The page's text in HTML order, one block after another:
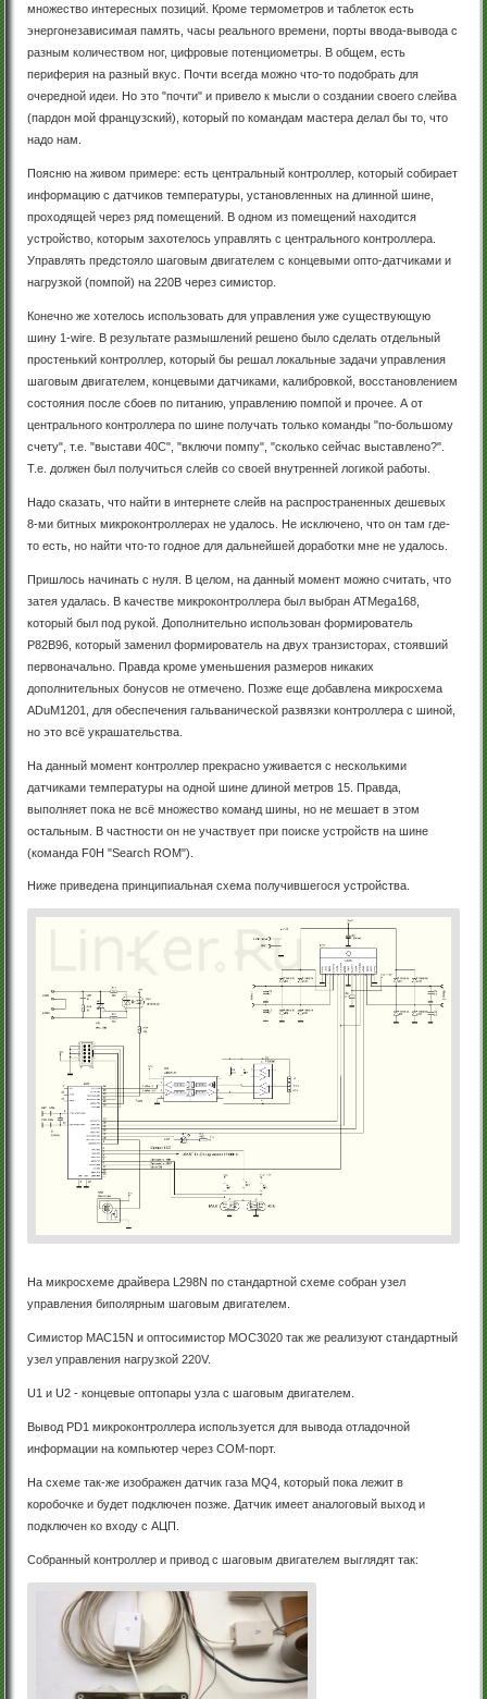
множество интересных позиций. Кроме термометров и таблеток есть
энергонезависимая память, часы реального времени, порты ввода-вывода с
разным количеством ног, цифровые потенциометры. В общем, есть
периферия на разный вкус. Почти всегда можно что-то подобрать для
очередной идеи. Но это "почти" и привело к мысли о создании своего слейва
(пардон мой французский), который по командам мастера делал бы то, что
надо нам.
Поясню на живом примере: есть центральный контроллер, который собирает
информацию с датчиков температуры, установленных на длинной шине,
проходящей через ряд помещений. В одном из помещений находится
устройство, которым захотелось управлять с центрального контроллера.
Управлять предстояло шаговым двигателем с концевыми опто-датчиками и
нагрузкой (помпой) на 220В через симистор.
Конечно же хотелось использовать для управления уже существующую
шину 1-wire. В результате размышлений решено было сделать отдельный
простенький контроллер, который бы решал локальные задачи управления
шаговым двигателем, концевыми датчиками, калибровкой, восстановлением
состояния после сбоев по питанию, управлению помпой и прочее. А от
центрального контроллера по шине получать только команды "по-большому
счету", т.е. "выстави 40С", "включи помпу", "сколько сейчас выставлено?".
Т.е. должен был получиться слейв со своей внутренней логикой работы.
Надо сказать, что найти в интернете слейв на распространенных дешевых
8-ми битных микроконтроллерах не удалось. Не исключено, что он там где-
то есть, но найти что-то годное для дальнейшей доработки мне не удалось.
Пришлось начинать с нуля. В целом, на данный момент можно считать, что
затея удалась. В качестве микроконтроллера был выбран ATMega168,
который был под рукой. Дополнительно использован формирователь
P82B96, который заменил формирователь на двух транзисторах, стоявший
первоначально. Правда кроме уменьшения размеров никаких
дополнительных бонусов не отмечено. Позже еще добавлена микросхема
ADuM1201, для обеспечения гальванической развязки контроллера с шиной,
но это всё украшательства.
На данный момент контроллер прекрасно уживается с несколькими
датчиками температуры на одной шине длиной метров 15. Правда,
выполняет пока не всё множество команд шины, но не мешает в этом
остальным. В частности он не участвует при поиске устройств на шине
(команда F0H "Search ROM").
Ниже приведена принципиальная схема получившегося устройства.
На микросхеме драйвера L298N по стандартной схеме собран узел
управления биполярным шаговым двигателем.
Симистор MAC15N и оптосимистор MOC3020 так же реализуют стандартный
узел управления нагрузкой 220V.
U1 и U2 - концевые оптопары узла с шаговым двигателем.
Вывод PD1 микроконтроллера используется для вывода отладочной
информации на компьютер через COM-порт.
На схеме так-же изображен датчик газа MQ4, который пока лежит в
коробочке и будет подключен позже. Датчик имеет аналоговый выход и
подключен ко входу с АЦП.
Собранный контроллер и привод с шаговым двигателем выглядят так: